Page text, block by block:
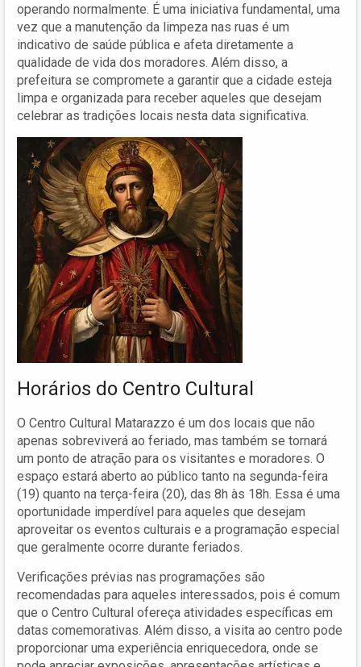
operando normalmente. É uma iniciativa fundamental, uma
vez que a manutenção da limpeza nas ruas é um
indicativo de saúde pública e afeta diretamente a
qualidade de vida dos moradores. Além disso, a
prefeitura se compromete a garantir que a cidade esteja
limpa e organizada para receber aqueles que desejam
celebrar as tradições locais nesta data significativa.
Horários do Centro Cultural
O Centro Cultural Matarazzo é um dos locais que não
apenas sobreviverá ao feriado, mas também se tornará
um ponto de atração para os visitantes e moradores. O
espaço estará aberto ao público tanto na segunda-feira
(19) quanto na terça-feira (20), das 8h às 18h. Essa é uma
oportunidade imperdível para aqueles que desejam
aproveitar os eventos culturais e a programação especial
que geralmente ocorre durante feriados.
Verificações prévias nas programações são
recomendadas para aqueles interessados, pois é comum
que o Centro Cultural ofereça atividades específicas em
datas comemorativas. Além disso, a visita ao centro pode
proporcionar uma experiência enriquecedora, onde se